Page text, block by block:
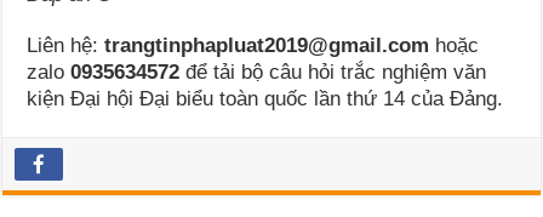
Liên hệ:trangtinphapluat2019@gmail.com hoặc
zalo0935634572 để tải bộ câu hỏi trắc nghiệm văn
kiện Đại hội Đại biểu toàn quốc lần thứ 14 của Đảng.